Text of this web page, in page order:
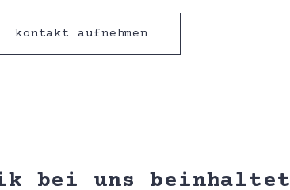
kontakt aufnehmen
bei uns beinhaltet